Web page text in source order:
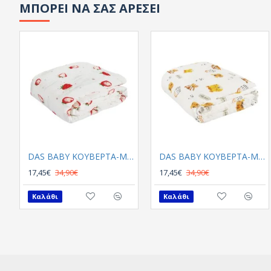
ΜΠΟΡΕΙ ΝΑ ΣΑΣ ΑΡΕΣΕΙ
DAS BABY ΚΟΥΒΕΡΤΑ-ΜΟΥΣΕΛΙΝΑ 105X150 RELAX 6621 ΚΟΚΚΙΝΟ, ΛΕΥΚΟ
17,45€ 34,90€
Καλάθι
DAS BABY ΚΟΥΒΕΡΤΑ-ΜΟΥΣΕΛΙΝΑ 105X150 RELAX 6622 ΛΕΥΚΟ, ΠΟΡΤΟΚΑΛΙ
17,45€ 34,90€
Καλάθι